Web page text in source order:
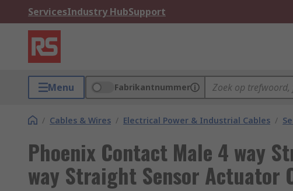
ServicesIndustry HubSupport
Menu Fabrikantnummer
/ Cables & Wires / Electrical Power & Industrial Cables /
Phoenix Contact Male 4 way
way Straight Sensor Actuator